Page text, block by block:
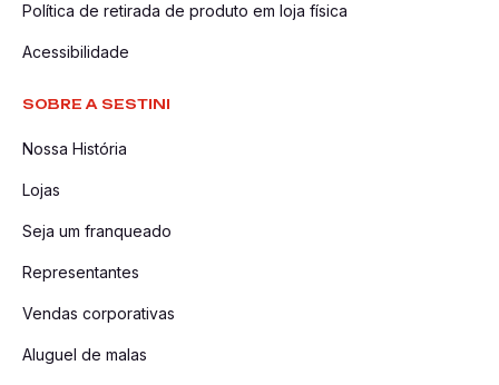
Política de retirada de produto em loja física
Acessibilidade
SOBRE A SESTINI
Nossa História
Lojas
Seja um franqueado
Representantes
Vendas corporativas
Aluguel de malas